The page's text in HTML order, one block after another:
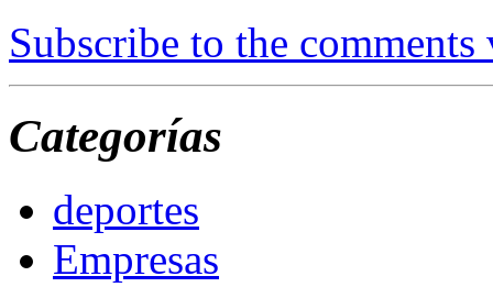
Subscribe to the comments
Categorías
deportes
Empresas